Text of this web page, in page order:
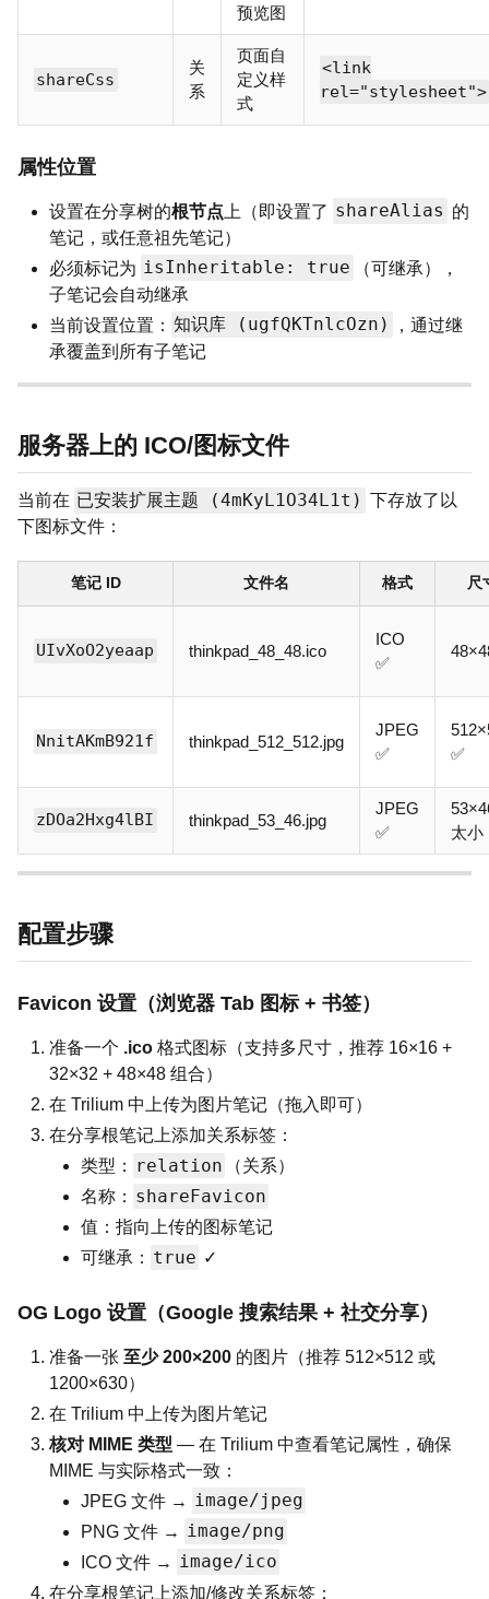
预览图
shareCss
关
系
页面自
定义样
式
<link
rel="stylesheet">
属性位置
设置在分享树的根节点 上（即设置了 shareAlias 的
笔记，或任意祖先笔记）
必须标记为 isInheritable: true
（可继承），
子笔记会自动继承
当前设置位置： 知识库 (ugfQKTnlcOzn)
，通过继
承覆盖到所有子笔记
服务器上的 ICO/图标文件
当前在 已安装扩展主题 (4mKyL1O34L1t) 下存放了以
下图标文件：
笔记 ID 文件名 格式 尺
UIvXoO2yeaap thinkpad_48_48.ico
ICO
✅
NnitAKmB921f thinkpad_512_512.jpg
JPEG
✅
✅
zDOa2Hxg4lBI thinkpad_53_46.jpg
JPEG
✅
太小
配置步骤
Favicon 设置（浏览器 Tab 图标 + 书签）
准备一个 .ico格式图标（支持多尺寸，推荐 16×16 +
32×32 + 48×48 组合）
在 Trilium 中上传为图片笔记（拖入即可）
在分享根笔记上添加关系标签：
类型：
relation
（关系）
名称： shareFavicon
值：指向上传的图标笔记
可继承： true ✓
OG Logo 设置（Google 搜索结果 + 社交分享）
准备一张 至少 200×200的图片（推荐 512×512 或
1200×630）
在 Trilium 中上传为图片笔记
核对 MIME 类型 — 在 Trilium 中查看笔记属性，确保
MIME 与实际格式一致：
JPEG 文件 → image/jpeg
PNG 文件 → image/png
ICO 文件 → image/ico
在分享根笔记上添加/修改关系标签：